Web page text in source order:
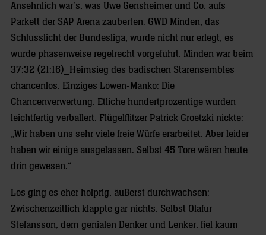
Ansehnlich war’s, was Uwe Gensheimer und Co. aufs
Parkett der SAP Arena zauberten. GWD Minden, das
Schlusslicht der Bundesliga, wurde nicht nur erlegt, es
wurde phasenweise regelrecht vorgeführt. Minden war beim
37:32 (21:16)_Heimsieg des badischen Starensembles
chancenlos. Einziges Löwen-Manko: Die
Chancenverwertung. Etliche hundertprozentige wurden
leichtfertig verballert. Flügelflitzer Patrick Groetzki nickte:
„Wir haben uns sehr viele freie Würfe erarbeitet. Aber leider
haben wir einige ausgelassen. Selbst 45 Tore wären heute
drin gewesen.“
Los ging es eher holprig, äußerst durchwachsen:
Zwischenzeitlich klappte gar nichts. Selbst Olafur
Stefansson, dem genialen Denker und Lenker, fiel kaum